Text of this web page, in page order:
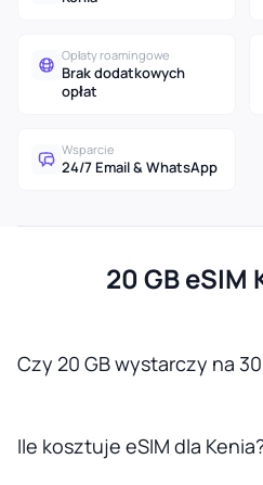
Opłaty roamingowe
Brak dodatkowych
opłat
Wsparcie
24/7 Email & WhatsApp
20 GB eSIM
Czy 20 GB wystarczy na
Ile kosztuje eSIM dla